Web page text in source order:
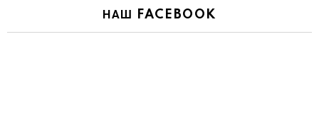
НАШ FACEBOOK